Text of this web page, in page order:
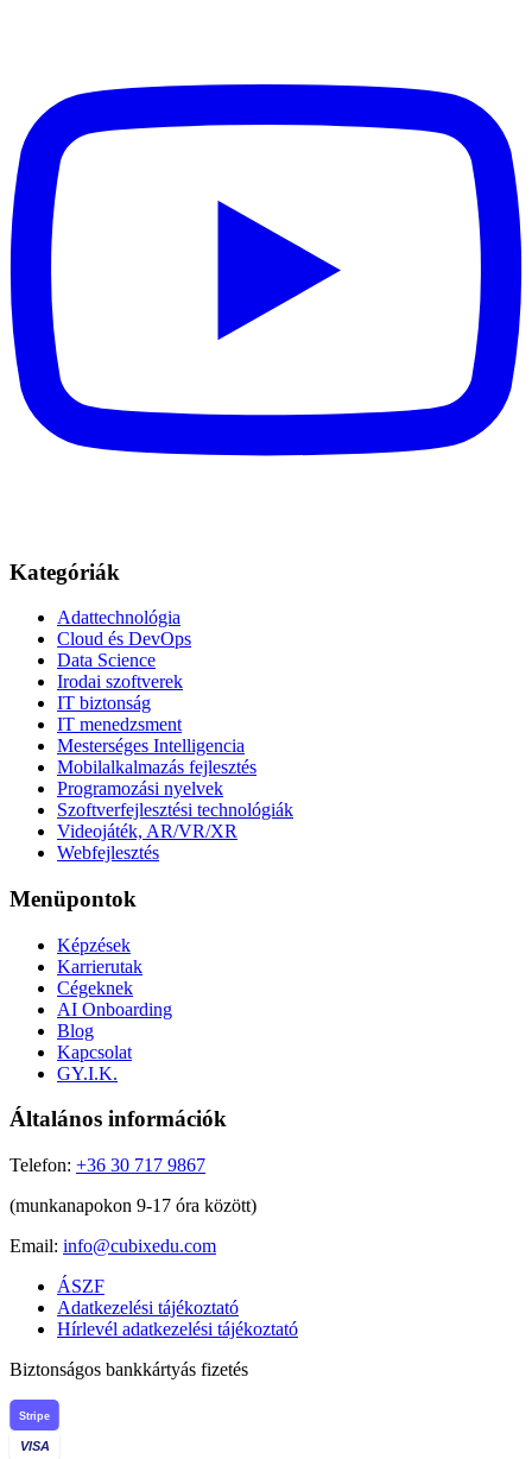
Kategóriák
Adattechnológia
Cloud és DevOps
Data Science
Irodai szoftverek
IT biztonság
IT menedzsment
Mesterséges Intelligencia
Mobilalkalmazás fejlesztés
Programozási nyelvek
Szoftverfejlesztési technológiák
Videojáték, AR/VR/XR
Webfejlesztés
Menüpontok
Képzések
Karrierutak
Cégeknek
AI Onboarding
Blog
Kapcsolat
GY.I.K.
Általános információk
Telefon: +36 30 717 9867
(munkanapokon 9-17 óra között)
Email: info@cubixedu.com
ÁSZF
Adatkezelési tájékoztató
Hírlevél adatkezelési tájékoztató
Biztonságos bankkártyás fizetés
Stripe
VISA